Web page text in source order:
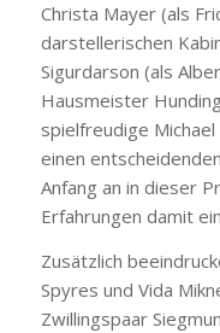
Christa Mayer (als
darstellerischen
Sigurdarson (als
Hausmeister
spielfreudige
einen
Anfang an in dieser
Erfahrungen damit
Zusätzlich
Spyres und Vida
Zwillingspaar